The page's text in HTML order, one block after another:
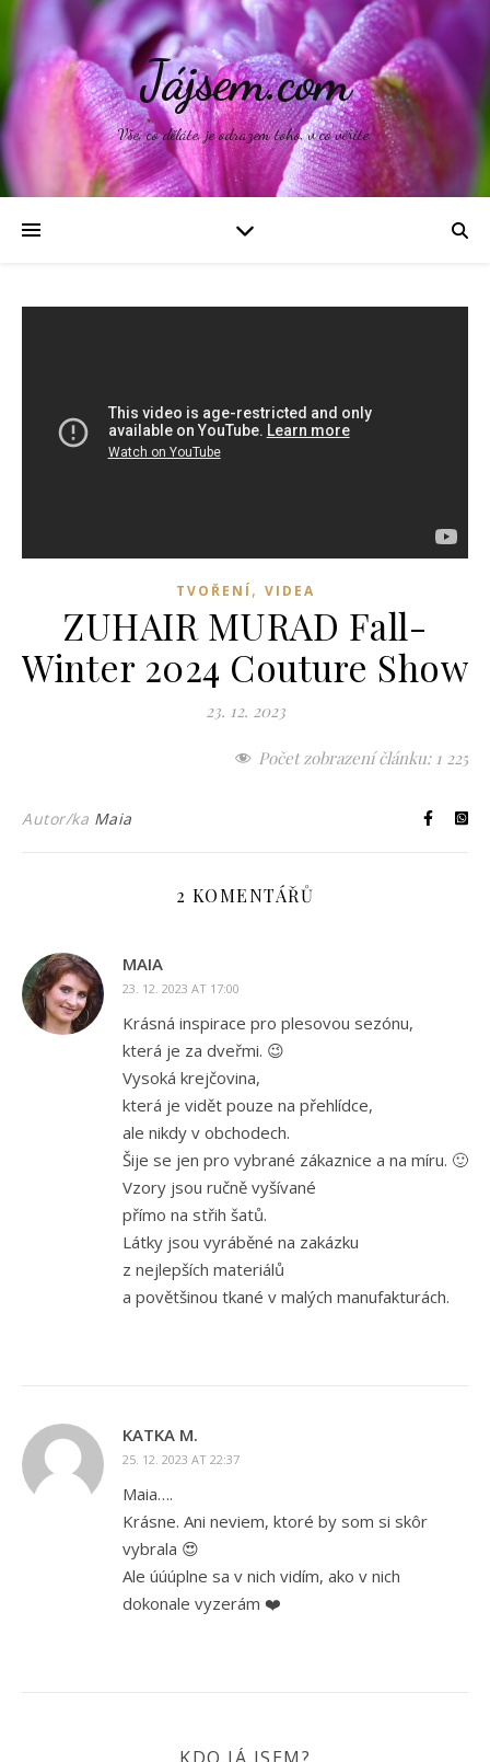
Jájsem.com
Vše, co děláte, je odrazem toho, v co věříte.
TVOŘENÍ , VIDEA
ZUHAIR MURAD Fall-
Winter 2024 Couture Show
23. 12. 2023
Počet zobrazení článku: 1 225
Autor/ka Maia
2 KOMENTÁŘŮ
MAIA
23. 12. 2023 AT 17:00
Krásná inspirace pro plesovou sezónu,
která je za dveřmi. 😉
Vysoká krejčovina,
která je vidět pouze na přehlídce,
ale nikdy v obchodech.
Šije se jen pro vybrané zákaznice a na míru. 🙂
Vzory jsou ručně vyšívané
přímo na střih šatů.
Látky jsou vyráběné na zakázku
z nejlepších materiálů
a povětšinou tkané v malých manufakturách.
KATKA M.
25. 12. 2023 AT 22:37
Maia….
Krásne. Ani neviem, ktoré by som si skôr
vybrala 😍
Ale úúúplne sa v nich vidím, ako v nich
dokonale vyzerám ❤️
KDO JÁ JSEM?